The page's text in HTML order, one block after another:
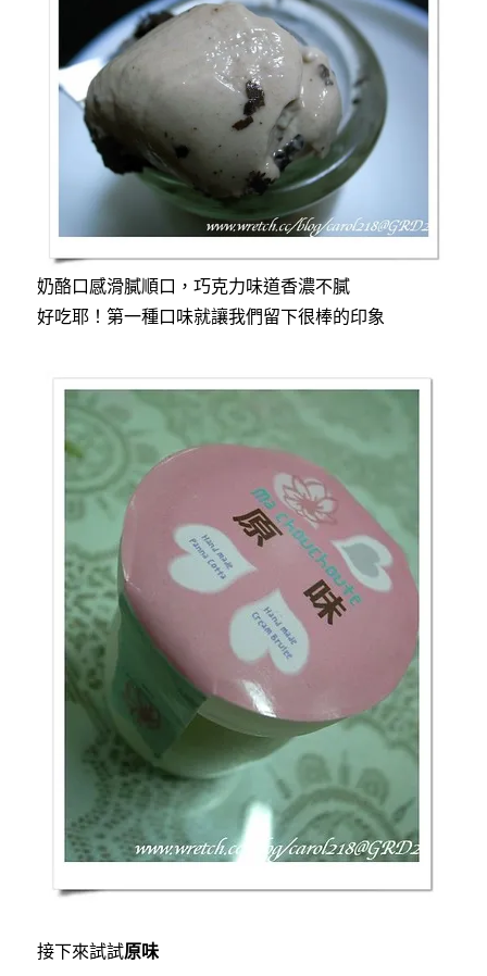
奶酪口感滑膩順口，巧克力味道香濃不膩
好吃耶！第一種口味就讓我們留下很棒的印象
接下來試試原味